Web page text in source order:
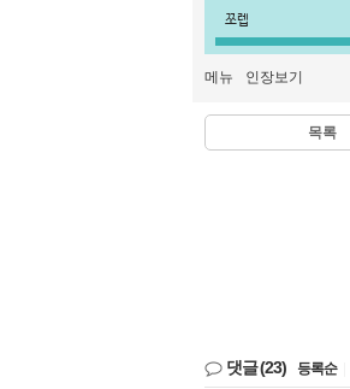
쪼렙
메뉴 인장보기
목록
댓글(23) 등록순